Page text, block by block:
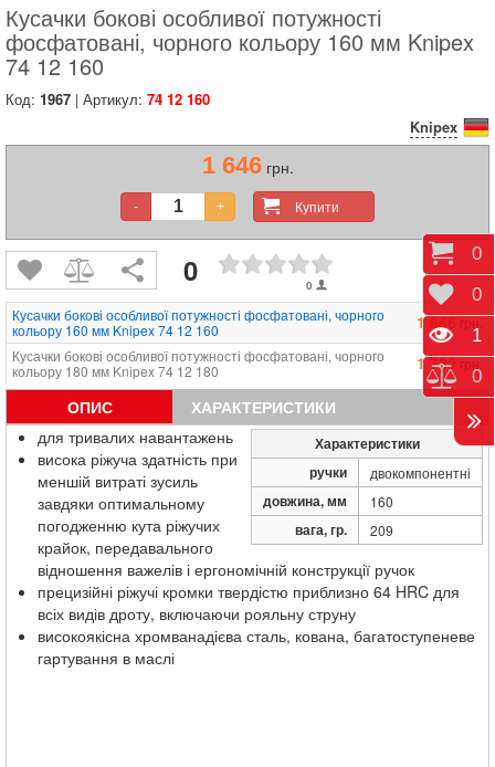
Кусачки бокові особливої ​​потужності
фосфатовані, чорного кольору 160 мм Knipex
74 12 160
Код: 1967 | Артикул: 74 12 160
Knipex
1 646грн.
Купити
- +
0 0
Кусачки бокові особливої ​​потужності фосфатовані, чорного
кольору 160 мм Knipex 74 12 160
1 646грн.
Кусачки бокові особливої ​​потужності фосфатовані, чорного
кольору 180 мм Knipex 74 12 180
1 789грн.
ОПИС ХАРАКТЕРИСТИКИ
Характеристики
ручки
двокомпонентні
довжина, мм 160
вага, гр. 209
для тривалих навантажень
висока ріжуча здатність при
меншій витраті зусиль
завдяки оптимальному
погодженню кута ріжучих
крайок, передавального
відношення важелів і ергономічній конструкції ручок
прецизійні ріжучі кромки твердістю приблизно 64 HRC для
всіх видів дроту, включаючи рояльну струну
високоякісна хромванадієва сталь, кована, багатоступеневе
гартування в маслі
0
0
1
0